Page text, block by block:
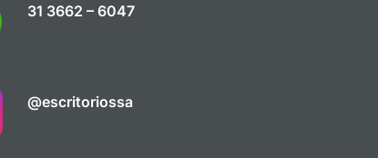
31 3662 – 6047
@escritoriossa